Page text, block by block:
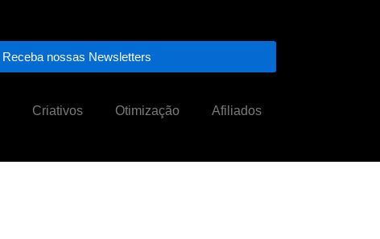
Receba nossas Newsletters
Criativos Otimização Afiliados